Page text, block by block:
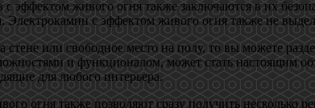
эффектом живого огня также заключаются в их
Электрокамин с эффектом живого огня также не
стене или свободное место на полу, то вы можете
и функционалом, может стать настоящим
для любого интерьера.
огня также позволяют сразу получить несколько